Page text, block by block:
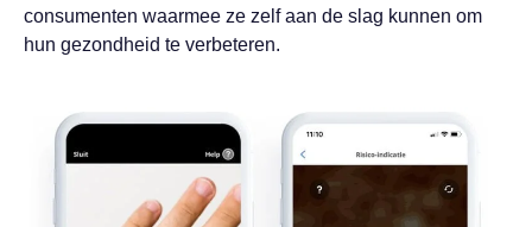
consumenten waarmee ze zelf aan de slag kunnen om
hun gezondheid te verbeteren.